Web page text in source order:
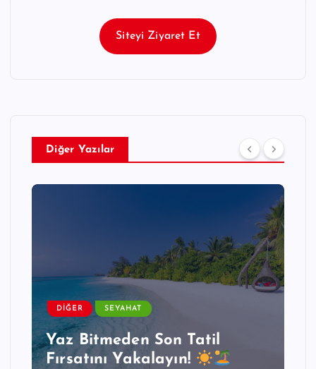
Siteyi Ziyaret Et
Diğer Yazılar
DIĞER SEYAHAT
Yaz Bitmeden Son Tatil
Fırsatını Yakalayın!